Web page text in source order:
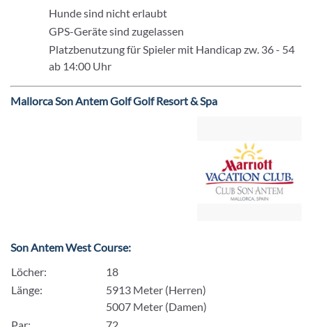
Hunde sind nicht erlaubt
GPS-Geräte sind zugelassen
Platzbenutzung für Spieler mit Handicap zw. 36 - 54
ab 14:00 Uhr
Mallorca Son Antem Golf Golf Resort & Spa
Son Antem West Course:
Löcher:
18
Länge:
5913 Meter (Herren)
5007 Meter (Damen)